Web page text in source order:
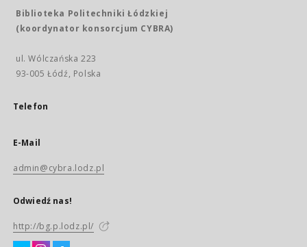
Biblioteka Politechniki Łódzkiej
(koordynator konsorcjum CYBRA)
ul. Wólczańska 223
93-005 Łódź, Polska
Telefon
E-Mail
admin@cybra.lodz.pl
Odwiedź nas!
http://bg.p.lodz.pl/